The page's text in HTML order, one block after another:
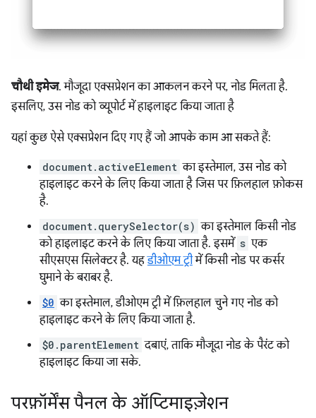
चौथी इमेज. मौजूदा एक्सप्रेशन का आकलन करने पर, नोड मिलता है.
इसलिए, उस नोड को व्यूपोर्ट में हाइलाइट किया जाता है
यहां कुछ ऐसे एक्सप्रेशन दिए गए हैं जो आपके काम आ सकते हैं:
document.activeElement का इस्तेमाल, उस नोड को
हाइलाइट करने के लिए किया जाता है जिस पर फ़िलहाल फ़ोकस
है.
document.querySelector(s) का इस्तेमाल किसी नोड
को हाइलाइट करने के लिए किया जाता है. इसमें s एक
सीएसएस सिलेक्टर है. यहडीओएम ट्रीमें किसी नोड पर कर्सर
घुमाने के बराबर है.
$0 का इस्तेमाल, डीओएम ट्री में फ़िलहाल चुने गए नोड को
हाइलाइट करने के लिए किया जाता है.
$0.parentElement दबाएं, ताकि मौजूदा नोड के पैरंट को
हाइलाइट किया जा सके.
परफ़ॉर्मेंस पैनल के ऑप्टिमाइज़ेशन